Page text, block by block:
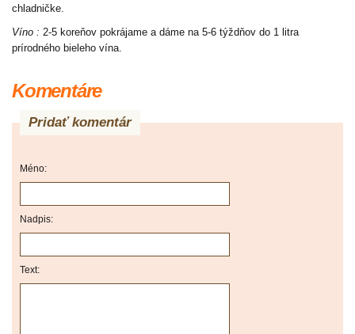
chladničke.
Víno : 2-5 koreňov pokrájame a dáme na 5-6 týždňov do 1 litra
prírodného bieleho vína.
Komentáre
Pridať komentár
Méno:
Nadpis:
Text: